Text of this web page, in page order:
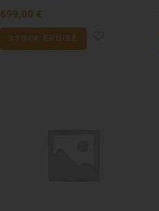
699,00 €
STOCK ÉPUISÉ